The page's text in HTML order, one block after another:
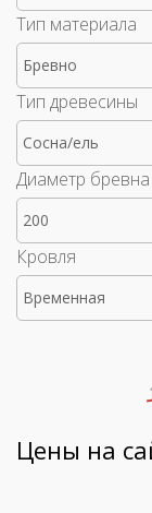
Тип материала
Бревно
Тип древесины
Сосна/ель
Диаметр бревна
200
Кровля
Временная
Цены на